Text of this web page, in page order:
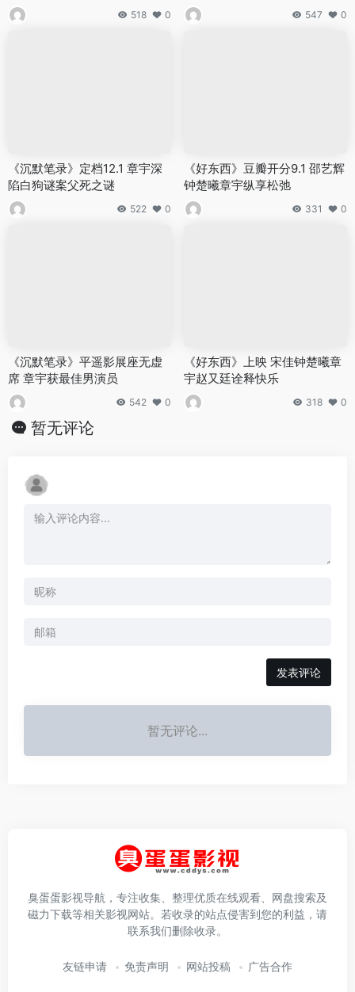
518 0 547 0
《沉默笔录》定档12.1 章宇深
陷白狗谜案父死之谜
522 0
《好东西》豆瓣开分9.1 邵艺辉
钟楚曦章宇纵享松弛
331 0
《沉默笔录》平遥影展座无虚
席 章宇获最佳男演员
542 0
《好东西》上映 宋佳钟楚曦章
宇赵又廷诠释快乐
318 0
暂无评论
发表评论
暂无评论...
臭蛋蛋影视导航，专注收集、整理优质在线观看、网盘搜索及
磁力下载等相关影视网站。若收录的站点侵害到您的利益，请
联系我们删除收录。
友链申请 免责声明 网站投稿 广告合作